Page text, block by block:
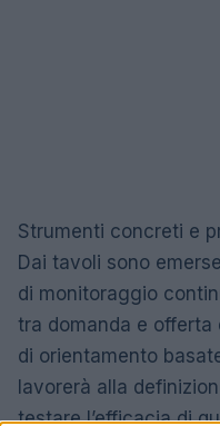
Strumenti concreti e
Dai tavoli sono
di monitoraggio
tra domanda e offerta
di orientamento
lavorerà alla
testare l’efficacia di